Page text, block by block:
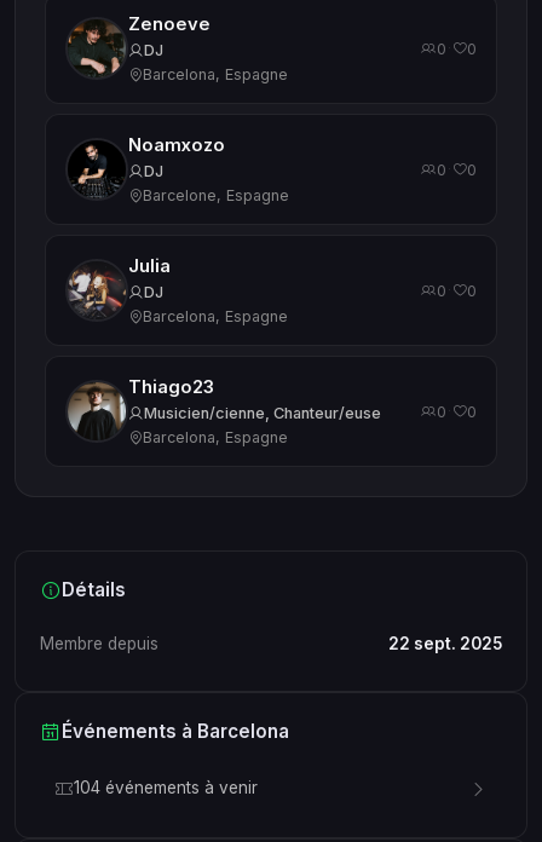
Zenoeve
DJ
Barcelona, Espagne
0 · 0
Noamxozo
DJ
Barcelone, Espagne
0 · 0
Julia
DJ
Barcelona, Espagne
0 · 0
Thiago23
Musicien/cienne, Chanteur/euse
Barcelona, Espagne
0 · 0
Détails
Membre depuis 22 sept. 2025
Événements à Barcelona
104 événements à venir